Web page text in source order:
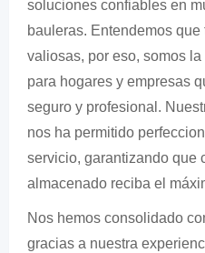
soluciones confiables en
bauleras. Entendemos
valiosas, por eso, somos
para hogares y empresas
seguro y profesional.
nos ha permitido
servicio, garantizando que
almacenado reciba el
Nos hemos consolidado
gracias a nuestra